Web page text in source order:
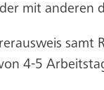
mit
samt
4-5